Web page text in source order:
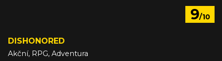
9/10
DISHONORED
Akční, RPG, Adventura